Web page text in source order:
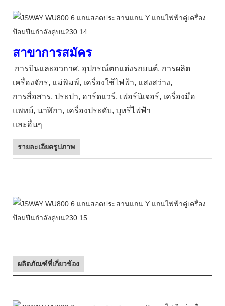
สาขาการสมัคร
การบินและอวกาศ, อุปกรณ์ตกแต่งรถยนต์, การผลิต
เครื่องจักร, แม่พิมพ์, เครื่องใช้ไฟฟ้า, แสงสว่าง,
การสื่อสาร, ประปา, ฮาร์ดแวร์, เฟอร์นิเจอร์, เครื่องมือ
แพทย์, นาฬิกา, เครื่องประดับ, บุหรี่ไฟฟ้า
และอื่นๆ
รายละเอียดรูปภาพ
ผลิตภัณฑ์ที่เกี่ยวข้อง